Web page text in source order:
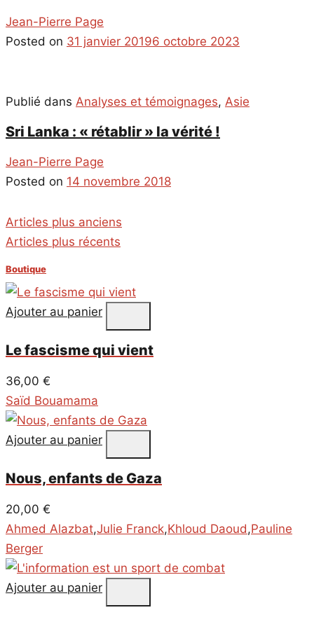
Jean-Pierre Page
Posted on 31 janvier 20196 octobre 2023
Publié dans Analyses et témoignages, Asie
Sri Lanka : « rétablir » la vérité !
Jean-Pierre Page
Posted on 14 novembre 2018
Navigation
des
Articles plus anciens
Articles plus récents
Boutique
Ajouter au panier
Le fascisme qui vient
36,00 €
Saïd Bouamama
Ajouter au panier
Nous, enfants de Gaza
20,00 €
Ahmed Alazbat,Julie Franck,Khloud Daoud,Pauline
Berger
Ajouter au panier